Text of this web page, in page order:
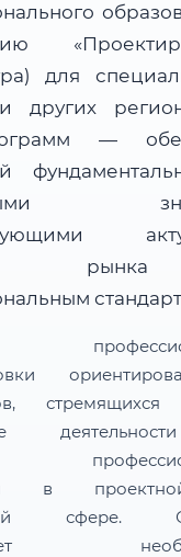
г. Душанбе
/ Почтой:
3–5 рабочих дней
документ для увеличения и
для
других
—
стремящихся
в
сфере.